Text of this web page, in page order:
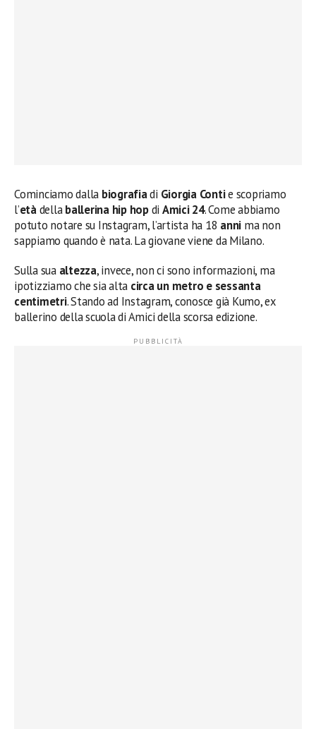
Cominciamo dalla biografiadi Giorgia Contie scopriamo
l’etàdellaballerina hip hopdi Amici 24. Come abbiamo
potuto notare su Instagram, l’artista ha 18 anni ma non
sappiamo quando è nata. La giovane viene da Milano.
Sulla sua altezza, invece, non ci sono informazioni, ma
ipotizziamo che sia alta circa un metro e sessanta
centimetri. Stando ad Instagram, conosce già Kumo, ex
ballerino della scuola di Amici della scorsa edizione.